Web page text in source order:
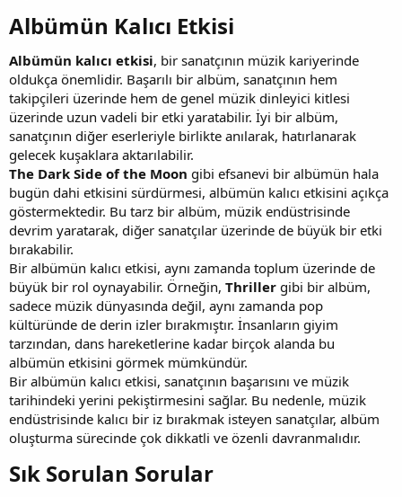
Albümün Kalıcı Etkisi​
Albümün kalıcı etkisi, bir sanatçının müzik kariyerinde
oldukça önemlidir. Başarılı bir albüm, sanatçının hem
takipçileri üzerinde hem de genel müzik dinleyici kitlesi
üzerinde uzun vadeli bir etki yaratabilir. İyi bir albüm,
sanatçının diğer eserleriyle birlikte anılarak, hatırlanarak
gelecek kuşaklara aktarılabilir.
The Dark Side of the Moon gibi efsanevi bir albümün hala
bugün dahi etkisini sürdürmesi, albümün kalıcı etkisini açıkça
göstermektedir. Bu tarz bir albüm, müzik endüstrisinde
devrim yaratarak, diğer sanatçılar üzerinde de büyük bir etki
bırakabilir.
Bir albümün kalıcı etkisi, aynı zamanda toplum üzerinde de
büyük bir rol oynayabilir. Örneğin, Thriller gibi bir albüm,
sadece müzik dünyasında değil, aynı zamanda pop
kültüründe de derin izler bırakmıştır. İnsanların giyim
tarzından, dans hareketlerine kadar birçok alanda bu
albümün etkisini görmek mümkündür.
Bir albümün kalıcı etkisi, sanatçının başarısını ve müzik
tarihindeki yerini pekiştirmesini sağlar. Bu nedenle, müzik
endüstrisinde kalıcı bir iz bırakmak isteyen sanatçılar, albüm
oluşturma sürecinde çok dikkatli ve özenli davranmalıdır.
Sık Sorulan Sorular​